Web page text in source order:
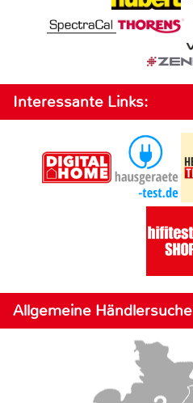
Interessante Links:
Allgemeine Händlersuche